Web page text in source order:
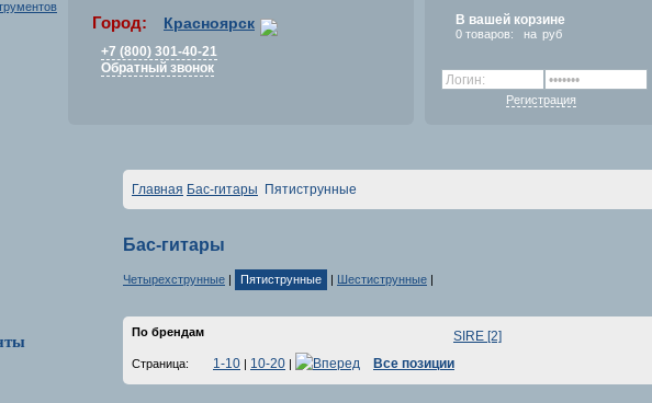
Город: Красноярск
+7 (800) 301-40-21
Обратный звонок
В вашей корзине
0 товаров: на руб
Регистрация
Главная Бас-гитары Пятиструнные
Бас-гитары
Четырехструнные | Пятиструнные | Шестиструнные |
По брендам SIRE [2]
Страница: 1-10 | 10-20 | Все позиции